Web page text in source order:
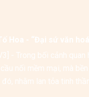
Hoa - “Đại sứ văn
- Trong bối cảnh
nối mềm mại, mà
đó, nhằm lan tỏa tinh